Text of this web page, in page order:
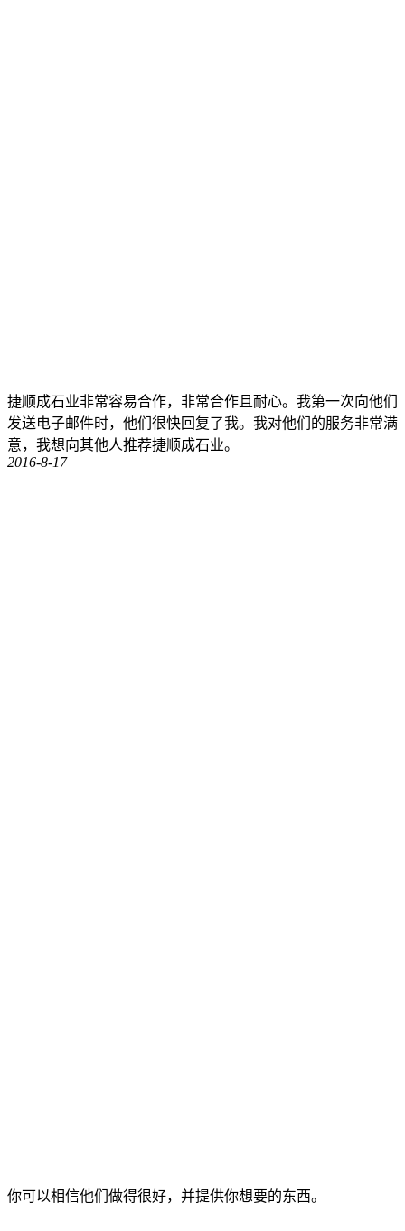
捷顺成石业非常容易合作，非常合作且耐心。我第一次向他们
发送电子邮件时，他们很快回复了我。我对他们的服务非常满
意，我想向其他人推荐捷顺成石业。
2016-8-17
你可以相信他们做得很好，并提供你想要的东西。